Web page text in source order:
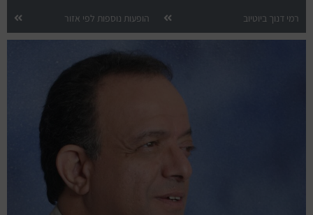
הופעות חיות
רמי דנוך ביוטיוב הופעות נוספות לפי אזור